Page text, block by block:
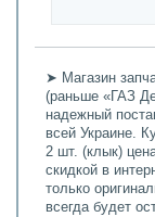
➤ Магазин
(раньше «ГАЗ
надежный
всей Украине.
2 шт. (клык)
скидкой в
только
всегда будет